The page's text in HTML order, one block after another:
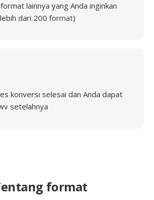
lainnya yang Anda inginkan
dari 200 format)
konversi selesai dan Anda dapat
setelahnya
format